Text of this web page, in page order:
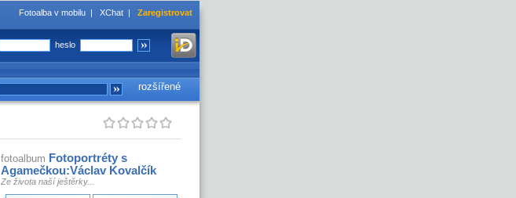
Fotoalba v mobilu | XChat | Zaregistrovat
heslo
rozšířené
fotoalbum Fotoportréty s
Agamečkou:Václav Kovalčík
Ze života naší ještěrky...